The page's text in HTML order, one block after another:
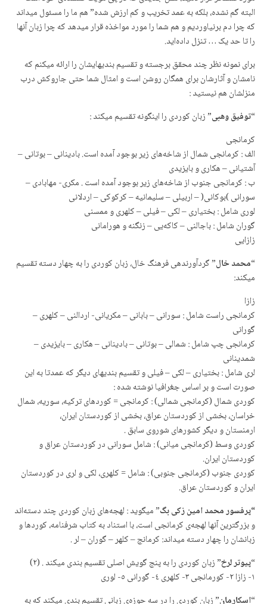
البته گم نشده، بلکه به عمد تخریب و کم ارزش شده” هم ما را مسئول میداند
که چرا دم برنیاوردیم و هم شما را مورد مواخذه قرار میدهد که چرا زبان آنها
را تا حد یک … تنزل داده‌اید.
برای نمونه نظر چند محقق برجسته و تقسیم بندیهایشان را ارائه میکنم که
نامشان و آثارشان برای همگان روشن است و امثال شما حتی جاروکش درب
منزلشان هم نیستید :
“توفیق وهبی” زبان کوردی را اینگونه تقسیم میکند :
کرمانجی
الف : کرمانجی شمال از شاخه‌های زیر بوجود آمده است. بادینانی – بوتانی –
آشتیانی – هکاری و بایزیدی
ب : کرمانجی جنوب از شاخه‌های زیر بوجود آمده است . مکری- مهابادی –
سورانی )بوکانی( – اربیلی – سلیمانیه – کرکوکی – اردلانی
لوری شامل : بختیاری – لکی – فیلی – کلهری و ممسنی
گوران شامل : باجالنی – کاکەیی – زنگنه و هورامانی
زازایی
“محمد خال” گردآورندهی فرهنگ خال، زبان کوردی را به چهار دسته تقسیم
میکند:
زازا
کرمانجی راست شامل : سورانی – بابانی – مکریانی- اردالنی – کلهری –
گورانی
کرمانجی چپ شامل : شمالی – بوتانی – بادینانی – هکاری – بایزیدی –
شمدینانی
لری شامل : بختیاری – لکی – فیلی و تقسیم بندیهای دیگر که عمدتا به این
صورت است و بر اساس جغرافیا نوشته شده :
کوردی شمال (کرمانجی شمالی) : کرمانجی = کوردهای ترکیه، سوریه، شمال
خراسان، بخشی از کوردستان عراق، بخشی از کوردستان ایران،
ارمنستان و دیگر کشورهای شوروی سابق .
کوردی وسط (کرمانجی میانی) : شامل سورانی در کوردستان عراق و
کوردستان ایران.
کوردی جنوب (کرمانجی جنوبی) : شامل = کلهری، لکی و لری در کوردستان
ایران و کوردستان عراق.
“پرفسور محمد امین زکی بگ” میگوید : لهجه‌های زبان کوردی چند دسته‌اند
و بزرگترین آنها لهجه‌ی کرمانجی است، با استناد به کتاب شرفنامه، کوردها و
زبانشان را چهار دسته میداند: کرمانج – کلهر – گوران – لر .
“پیوتر لرخ” زبان كوردی را به پنج گویش اصلی تقسیم بندی میكند . (٢)
١- زازا ٢- كورمانجی ٣- كلهری ٤- گورانی ٥- لوری